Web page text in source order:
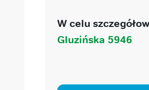
W celu
Gluzińska 5946